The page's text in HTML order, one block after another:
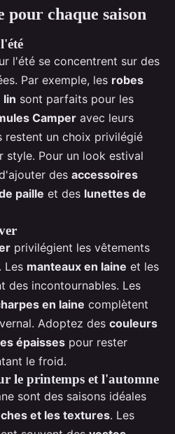
chaque saison
l'été se concentrent sur des
Par exemple, les robes
lin sont parfaits pour les
Camper avec leurs
restent un choix privilégié
Pour un look estival
des accessoires
paille et des lunettes de
privilégient les vêtements
Les manteaux en laine et les
des incontournables. Les
en laine complètent
Adoptez des couleurs
épaisses pour rester
le froid.
le printemps et l'automne
sont des saisons idéales
et les textures. Les